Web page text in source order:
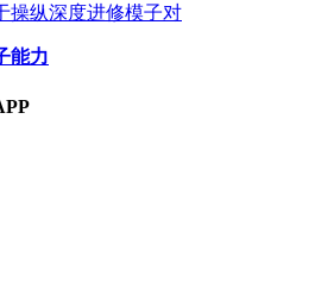
操纵深度进修模子对
能力